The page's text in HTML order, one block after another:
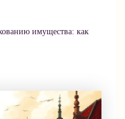
имущества: как